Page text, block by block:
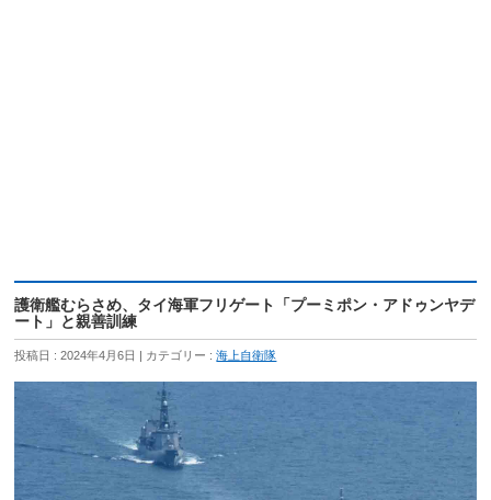
護衛艦むらさめ、タイ海軍フリゲート「プーミポン・アドゥンヤデ
ート」と親善訓練
投稿日 : 2024年4月6日 カテゴリー :海上自衛隊